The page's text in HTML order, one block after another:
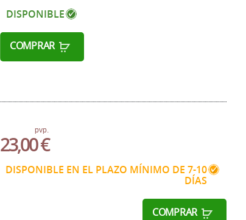
DISPONIBLE
COMPRAR
pvp.
23,00 €
DISPONIBLE EN EL PLAZO MÍNIMO DE 7-10
DÍAS
COMPRAR